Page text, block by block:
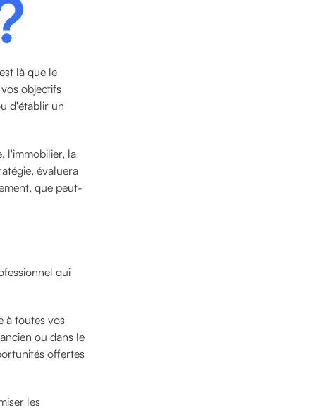
là que le
objectifs
d'établir un
l'immobilier, la
évaluera
que peut-
qui
à toutes vos
ou dans le
offertes
les